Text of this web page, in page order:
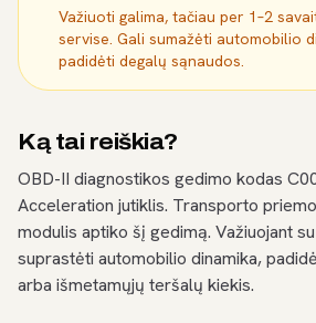
Važiuoti galima, tačiau per 1–2
servise. Gali sumažėti automobilio
padidėti degalų sąnaudos.
Ką tai reiškia?
OBD-II diagnostikos gedimo kodas
Acceleration jutiklis. Transporto
modulis aptiko šį gedimą. Važiuojant
suprastėti automobilio dinamika,
arba išmetamųjų teršalų kiekis.